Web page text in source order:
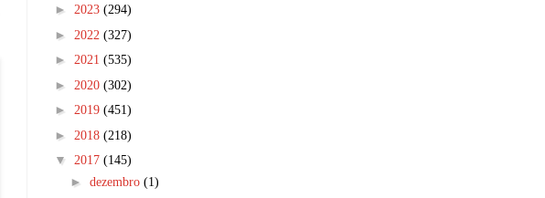
► 2023 (294)
► 2022 (327)
► 2021 (535)
► 2020 (302)
► 2019 (451)
► 2018 (218)
▼ 2017 (145)
► dezembro (1)